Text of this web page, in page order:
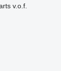
v.o.f.